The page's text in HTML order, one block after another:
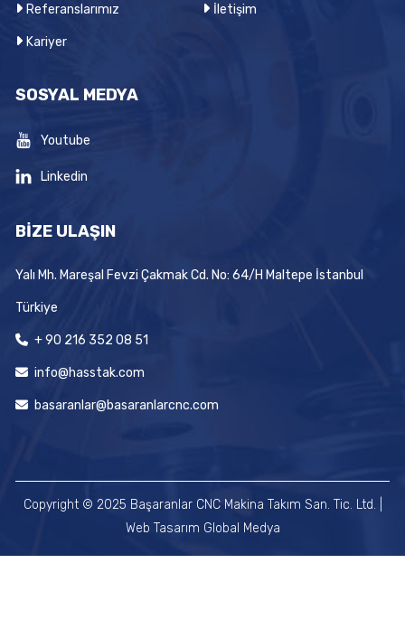
Referanslarımız
Kariyer
İletişim
SOSYAL MEDYA
Youtube
Linkedin
BİZE ULAŞIN
Yalı Mh. Mareşal Fevzi Çakmak Cd. No: 64/H Maltepe İstanbul
Türkiye
+ 90 216 352 08 51
info@hasstak.com
basaranlar@basaranlarcnc.com
Copyright © 2025 Başaranlar CNC Makina Takım San. Tic. Ltd. |
Web Tasarım Global Medya